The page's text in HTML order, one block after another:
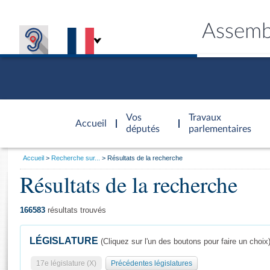
Accueil
d'accueil
Vos
députés
Travaux
parlementaires
Général
Vous
Accueil Recherche sur... Résultats de la recherche
Résultats de la recherche
166583 résultats trouvés
LÉGISLATURE (Cliquez sur l'un des boutons pour faire un choix)
17e législature (X) Précédentes législatures